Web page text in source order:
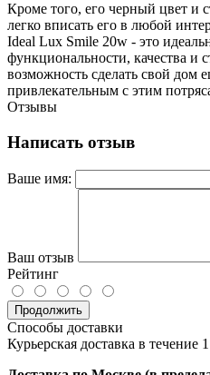
Кроме того, его черный цвет и
легко вписать его в любой
Ideal Lux Smile 20w - это
функциональности, качества и
возможность сделать свой дом
привлекательным с этим
Отзывы
Написать отзыв
Ваше имя:
Ваш отзыв
Рейтинг
Продолжить
Способы доставки
Курьерская доставка в течение